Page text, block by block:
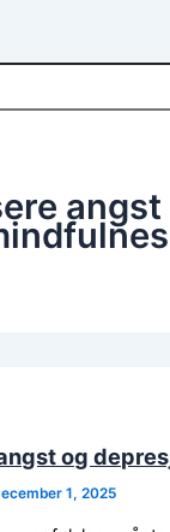
og
1, 2025